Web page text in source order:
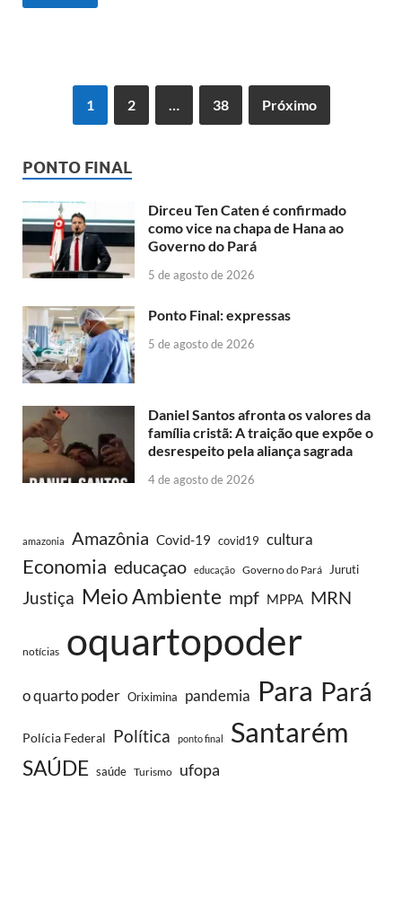
1 2 … 38 Próximo
PONTO FINAL
Dirceu Ten Caten é confirmado
como vice na chapa de Hana ao
Governo do Pará
5 de agosto de 2026
Ponto Final: expressas
5 de agosto de 2026
Daniel Santos afronta os valores da
família cristã: A traição que expõe o
desrespeito pela aliança sagrada
4 de agosto de 2026
amazonia Amazônia Covid-19 covid19 cultura
Economia educaçao educação Governo do Pará Juruti
Justiça Meio Ambiente mpf MPPA MRN
notícias oquartopoder
o quarto poder Oriximina pandemia Para Pará
Polícia Federal Política ponto final Santarém
SAÚDE saúde Turismo ufopa